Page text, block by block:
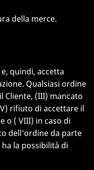
della merce.
quindi, accetta
Qualsiasi ordine
Cliente, (III) mancato
rifiuto di accettare il
o ( VIII) in caso di
dell'ordine da parte
la possibilità di